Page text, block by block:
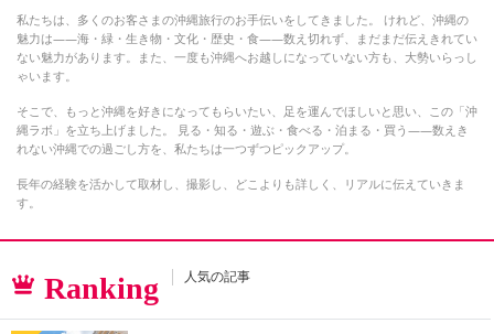
私たちは、多くのお客さまの沖縄旅行のお手伝いをしてきました。 けれど、沖縄の
魅力は――海・緑・生き物・文化・歴史・食――数え切れず、まだまだ伝えきれてい
ない魅力があります。また、一度も沖縄へお越しになっていない方も、大勢いらっし
ゃいます。
そこで、もっと沖縄を好きになってもらいたい、足を運んでほしいと思い、この「沖
縄ラボ」を立ち上げました。 見る・知る・遊ぶ・食べる・泊まる・買う――数えき
れない沖縄での過ごし方を、私たちは一つずつピックアップ。
長年の経験を活かして取材し、撮影し、どこよりも詳しく、リアルに伝えていきま
す。
Ranking 人気の記事